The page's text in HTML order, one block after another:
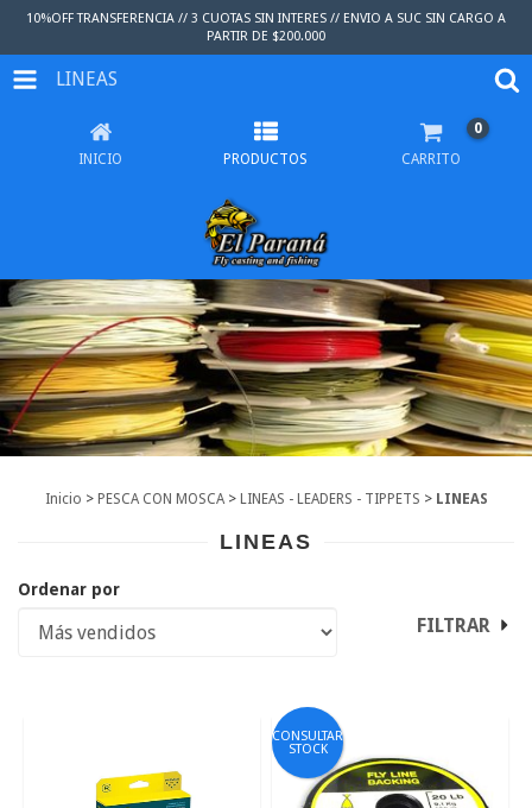
10%OFF TRANSFERENCIA // 3 CUOTAS SIN INTERES // ENVIO A SUC SIN CARGO A
PARTIR DE $200.000
LINEAS
INICIO PRODUCTOS CARRITO
0
Inicio > PESCA CON MOSCA > LINEAS - LEADERS - TIPPETS > LINEAS
LINEAS
Ordenar por
FILTRAR
CONSULTAR
STOCK